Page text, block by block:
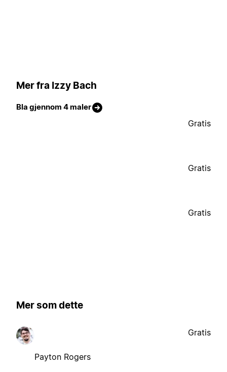
Mer fra Izzy Bach
Bla gjennom 4 maler
Gratis
Gratis
Gratis
Mer som dette
Payton Rogers
Gratis